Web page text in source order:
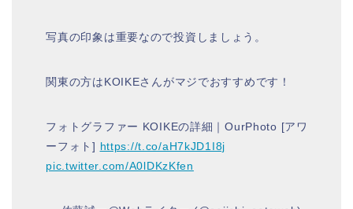
写真の印象は重要なので投資しましょう。
関東の方はKOIKEさんがマジでおすすめです！
フォトグラファー KOIKEの詳細｜OurPhoto [アワ
ーフォト] https://t.co/aH7kJD1I8j
pic.twitter.com/A0lDKzKfen